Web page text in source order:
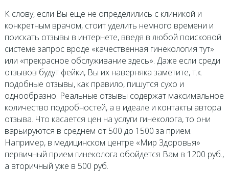
К слову, если Вы еще не определились с клиникой и
конкретным врачом, стоит уделить немного времени и
поискать отзывы в интернете, введя в любой поисковой
системе запрос вроде «качественная гинекология тут»
или «прекрасное обслуживание здесь». Даже если среди
отзывов будут фейки, Вы их наверняка заметите, т.к.
подобные отзывы, как правило, пишутся сухо и
однообразно. Реальные отзывы содержат максимальное
количество подробностей, а в идеале и контакты автора
отзыва. Что касается цен на услуги гинеколога, то они
варьируются в среднем от 500 до 1500 за прием.
Например, в медицинском центре «Мир Здоровья»
первичный прием гинеколога обойдется Вам в 1200 руб.,
а вторичный уже в 500 руб.